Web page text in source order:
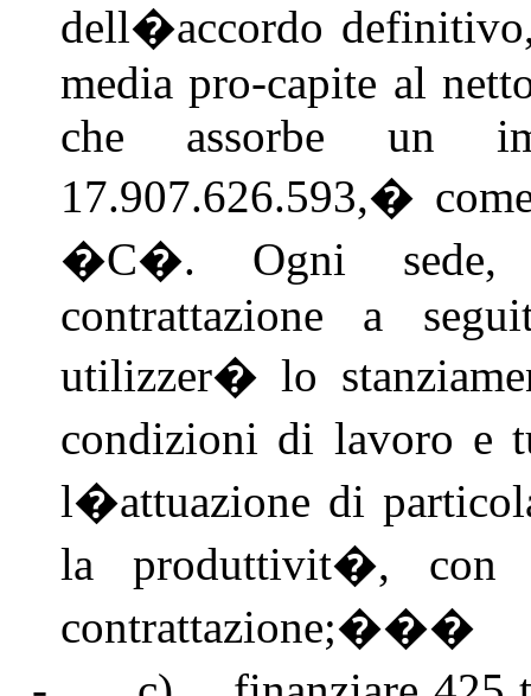
dell�accordo
media pro-capite al
che assorbe un
17.907.626.593,�
�C�. Ogni sede,
contrattazione a
utilizzer� lo
condizioni di lavoro e
l�attuazione di
la produttivit�,
contrattazione;���